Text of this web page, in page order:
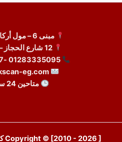
مبنى 6 – مول أركان – الشيخ زايد
12 شارع الحجاز – مصر الجديدة
01283335095 -01034072067
متاحين 24 ساعة يوميًا
Copyright © [2010 - 2026 ] كويك سكان للأشعة المنزلية